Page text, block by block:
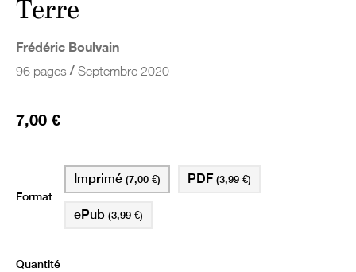
Terre
Frédéric Boulvain
96 pages / Septembre 2020
7,00 €
Format
Imprimé (7,00 €)
ePub (3,99 €)
PDF (3,99 €)
Quantité